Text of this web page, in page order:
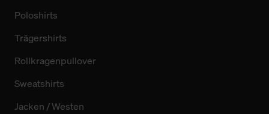
Poloshirts
Trägershirts
Rollkragenpullover
Sweatshirts
Jacken / Westen